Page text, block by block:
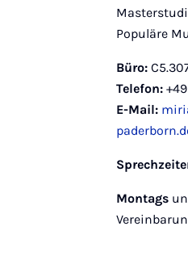
Populäre
Büro:
Telefon:
E-Mail:
Montags